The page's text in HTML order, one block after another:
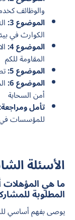
والوظائف
الموضوع 3:
الكوارث في
الموضوع 4:
المقاومة للكم
الموضوع 5:
الموضوع 6:
أمن السحابة
تأمل ومراجعة:
للمؤسسات
الأسئلة
ما هي المؤهلات
المطلوبة
يوصى بفهم أساسي